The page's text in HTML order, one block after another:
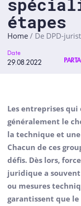
étapes
Home / De DPD-
Date
29.08.2022
Les entreprises qui
généralement le
la technique et
Chacun de ces
défis. Dès lors,
juridique a souvent
ou mesures
garantissent que